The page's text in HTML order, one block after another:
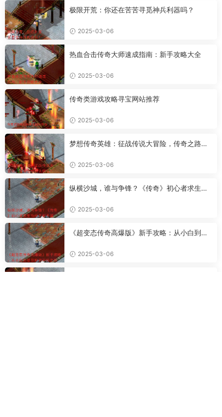
极限开荒：你还在苦苦寻觅神兵利器吗？
2025-03-06
热血合击传奇大师速成指南：新手攻略大全
2025-03-06
传奇类游戏攻略寻宝网站推荐
2025-03-06
梦想传奇英雄：征战传说大冒险，传奇之路何
2025-03-06
纵横沙城，谁与争锋？《传奇》初心者求生指
2025-03-06
《超变态传奇高爆版》新手攻略：从小白到骨
2025-03-06